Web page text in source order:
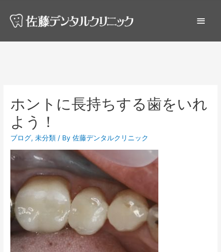
ホントに長持ちする歯をいれ
よう！
ブログ,未分類 / By佐藤デンタルクリニック